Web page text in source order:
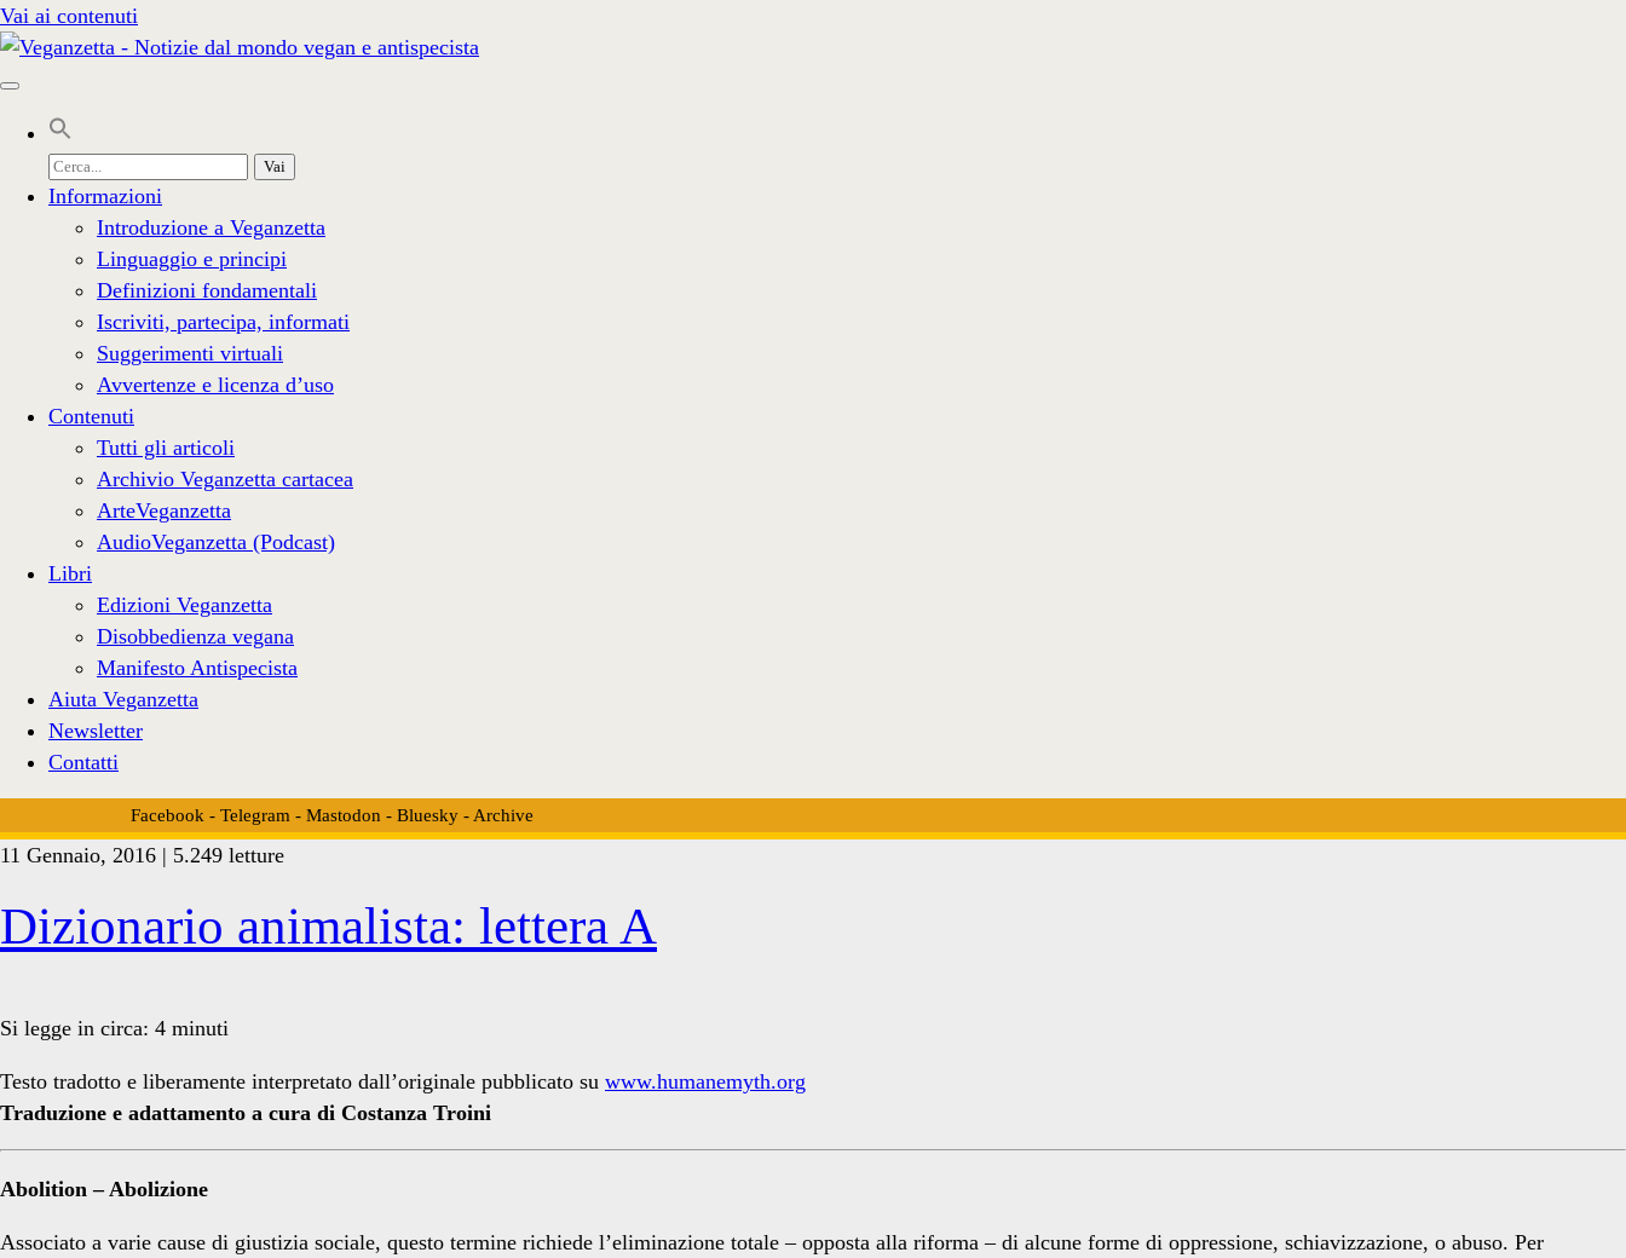
Vai ai contenuti
Cerca
per:
Informazioni
Introduzione a Veganzetta
Linguaggio e principi
Definizioni fondamentali
Iscriviti, partecipa, informati
Suggerimenti virtuali
Avvertenze e licenza d’uso
Contenuti
Tutti gli articoli
Archivio Veganzetta cartacea
ArteVeganzetta
AudioVeganzetta (Podcast)
Libri
Edizioni Veganzetta
Disobbedienza vegana
Manifesto Antispecista
Aiuta Veganzetta
Newsletter
Contatti
Facebook - Telegram - Mastodon - Bluesky- Archive
Tag:
degli
Animali</span>
11 Gennaio, 2016 | 5.249 letture
Dizionario animalista: lettera A
Si legge in circa: 4 minuti
Testo tradotto e liberamente interpretato dall’originale pubblicato su www.humanemyth.org
Traduzione e adattamento a cura di Costanza Troini
Abolition – Abolizione
Associato a varie cause di giustizia sociale, questo termine richiede l’eliminazione totale – opposta alla riforma – di alcune forme di oppressione, schiavizzazione, o abuso. Per